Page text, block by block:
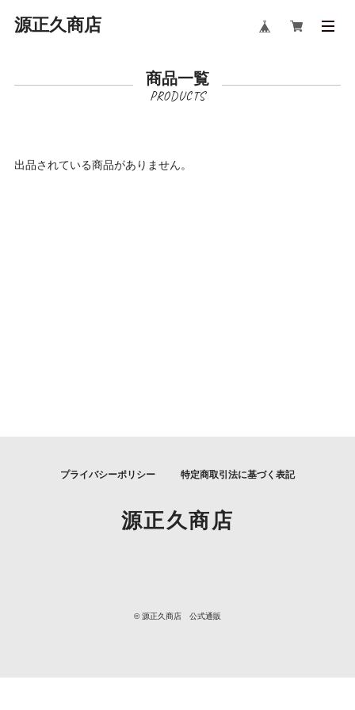
源正久商店
商品一覧
出品されている商品がありません。
プライバシーポリシー 特定商取引法に基づく表記
源正久商店
© 源正久商店 公式通販